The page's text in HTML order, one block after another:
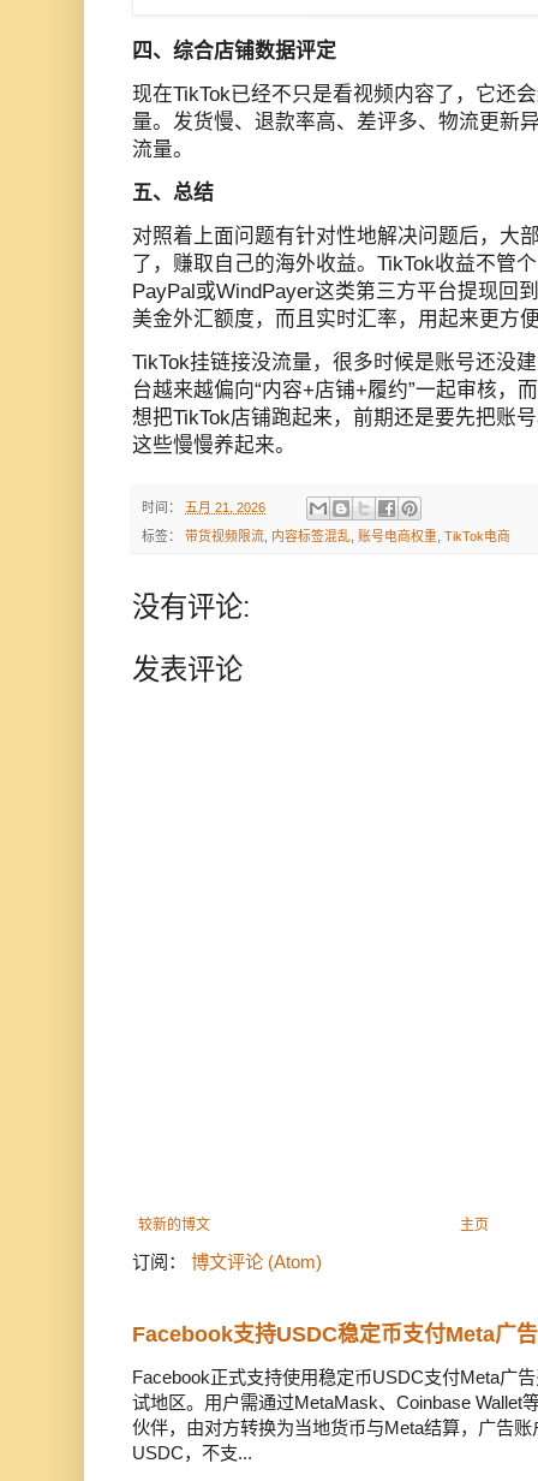
四、综合店铺数据评定
现在TikTok已经不只是看视频内容了，它还
量。发货慢、退款率高、差评多、物流更新
流量。
五、总结
对照着上面问题有针对性地解决问题后，大
了，赚取自己的海外收益。TikTok收益不管
PayPal或WindPayer这类第三方平台提现回
美金外汇额度，而且实时汇率，用起来更方
TikTok挂链接没流量，很多时候是账号还没
台越来越偏向“内容+店铺+履约”一起审核，
想把TikTok店铺跑起来，前期还是要先把账
这些慢慢养起来。
时间： 五月 21, 2026
标签： 带货视频限流 内容标签混乱 账号电商权重 TikTok电商
没有评论:
发表评论
较新的博文 主页
订阅： 博文评论 (Atom)
Facebook支持USDC稳定币支付Meta广
Facebook正式支持使用稳定币USDC支付Meta广
试地区。用户需通过MetaMask、Coinbase Wallet
伙伴，由对方转换为当地货币与Meta结算，广告
USDC，不支...